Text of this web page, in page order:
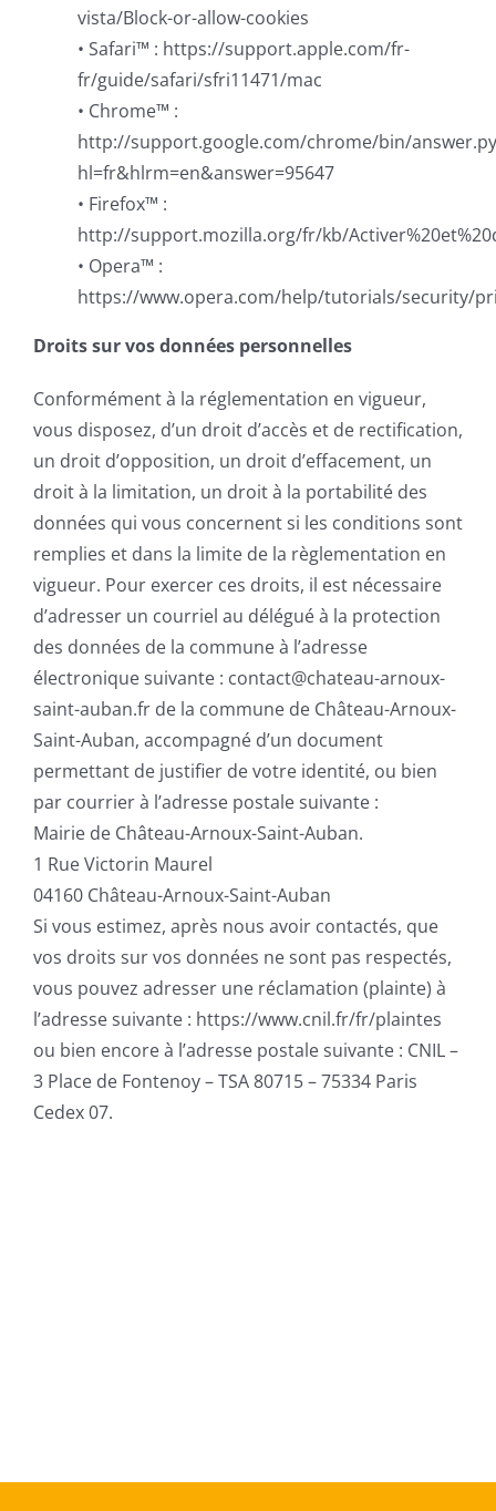
vista/Block-or-allow-cookies
• Safari™ : https://support.apple.com/fr-
fr/guide/safari/sfri11471/mac
• Chrome™ :
http://support.google.com/chrome/bin/
hl=fr&hlrm=en&answer=95647
• Firefox™ :
http://support.mozilla.org/fr/kb/
• Opera™ :
https://www.opera.com/help/tutorials/security/
Droits sur vos données personnelles
Conformément à la réglementation en vigueur,
vous disposez, d’un droit d’accès et de rectification,
un droit d’opposition, un droit d’effacement, un
droit à la limitation, un droit à la portabilité des
données qui vous concernent si les conditions sont
remplies et dans la limite de la règlementation en
vigueur. Pour exercer ces droits, il est nécessaire
d’adresser un courriel au délégué à la protection
des données de la commune à l’adresse
électronique suivante : contact@chateau-arnoux-
saint-auban.fr de la commune de Château-Arnoux-
Saint-Auban, accompagné d’un document
permettant de justifier de votre identité, ou bien
par courrier à l’adresse postale suivante :
Mairie de Château-Arnoux-Saint-Auban.
1 Rue Victorin Maurel
04160 Château-Arnoux-Saint-Auban
Si vous estimez, après nous avoir contactés, que
vos droits sur vos données ne sont pas respectés,
vous pouvez adresser une réclamation (plainte) à
l’adresse suivante : https://www.cnil.fr/fr/plaintes
ou bien encore à l’adresse postale suivante : CNIL –
3 Place de Fontenoy – TSA 80715 – 75334 Paris
Cedex 07.